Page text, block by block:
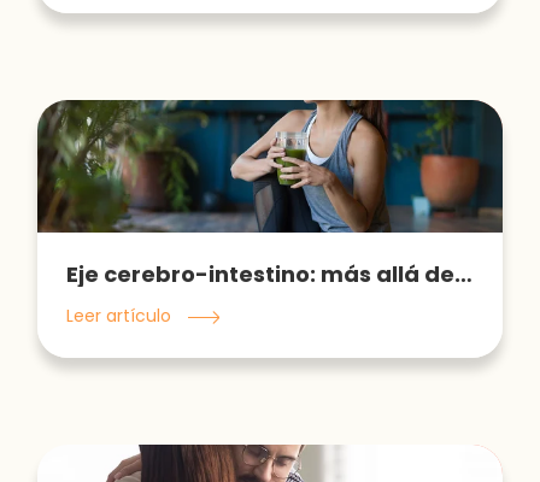
Eje cerebro-intestino: más allá de ser lo que comemos
Leer artículo